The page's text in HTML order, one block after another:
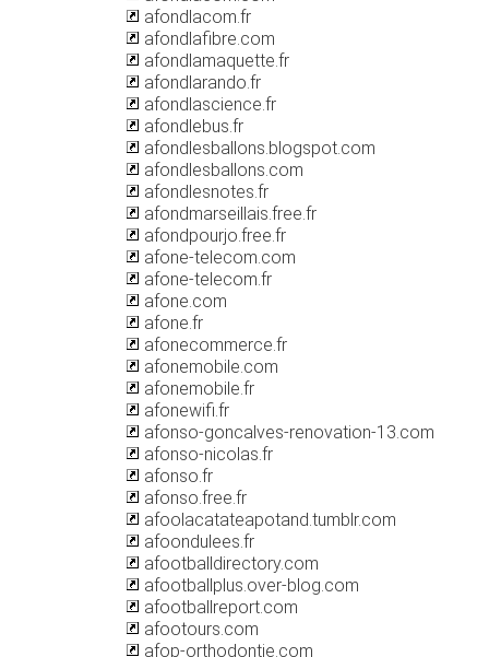
afondlacom.fr
afondlafibre.com
afondlamaquette.fr
afondlarando.fr
afondlascience.fr
afondlebus.fr
afondlesballons.blogspot.com
afondlesballons.com
afondlesnotes.fr
afondmarseillais.free.fr
afondpourjo.free.fr
afone-telecom.com
afone-telecom.fr
afone.com
afone.fr
afonecommerce.fr
afonemobile.com
afonemobile.fr
afonewifi.fr
afonso-goncalves-renovation-13.com
afonso-nicolas.fr
afonso.fr
afonso.free.fr
afoolacatateapotand.tumblr.com
afoondulees.fr
afootballdirectory.com
afootballplus.over-blog.com
afootballreport.com
afootours.com
afop-orthodontie.com